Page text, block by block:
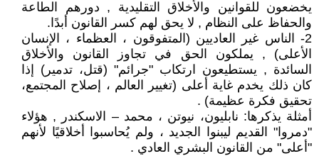
يخضعون للقوانين والأخلاق التقليدية , دورهم الطاعة
والحفاظ على النظام , لا يحق لهم كسر القانون أبدًا.
2- الناس غير العاديين (المتفوقون ، العظماء ، الإنسان
الأعلى) , يملكون الحق في تجاوز القانون والأخلاق
السائدة , يستطيعون ارتكاب "جرائم" (قتل، تدمير) إذا
كان ذلك يخدم غاية أعلى (تغيير العالم ، إصلاح المجتمع،
تحقيق فكرة عظيمة) .
أمثلة يذكرها: نابليون، نيوتن ، محمد – الاسكندر , هؤلاء
"دمروا" القديم ليبنوا الجديد ، ولم يُحاسبوا أخلاقيًا لأنهم
"أعلى" من القانون البشري العادي .